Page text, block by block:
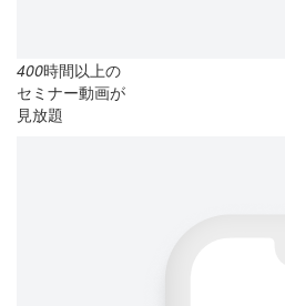
400時間以上の
セミナー動画が
見放題